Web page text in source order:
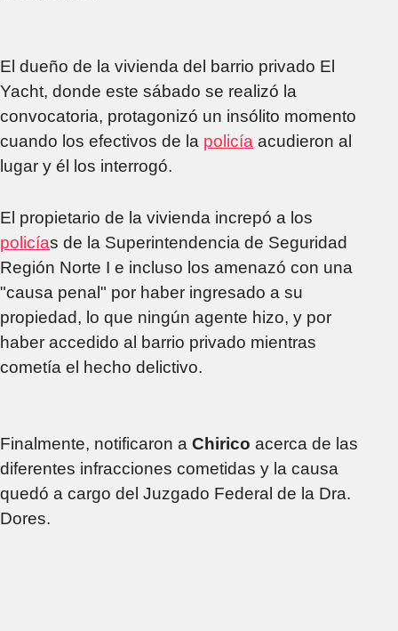
El dueño de la vivienda del barrio privado El
Yacht, donde este sábado se realizó la
convocatoria, protagonizó un insólito momento
cuando los efectivos de la policía acudieron al
lugar y él los interrogó.
El propietario de la vivienda increpó a los
policías de la Superintendencia de Seguridad
Región Norte I e incluso los amenazó con una
"causa penal" por haber ingresado a su
propiedad, lo que ningún agente hizo, y por
haber accedido al barrio privado mientras
cometía el hecho delictivo.
Finalmente, notificaron a Chirico acerca de las
diferentes infracciones cometidas y la causa
quedó a cargo del Juzgado Federal de la Dra.
Dores.